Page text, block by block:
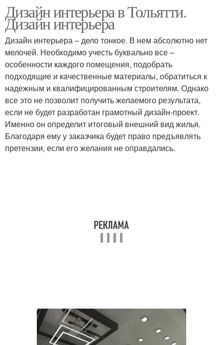
Дизайн интерьера в Тольятти.
Дизайн интерьера
Дизайн интерьера – дело тонкое. В нем абсолютно нет
мелочей. Необходимо учесть буквально все –
особенности каждого помещения, подобрать
подходящие и качественные материалы, обратиться к
надежным и квалифицированным строителям. Однако
все это не позволит получить желаемого результата,
если не будет разработан грамотный дизайн-проект.
Именно он определит итоговый внешний вид жилья.
Благодаря ему у заказчика будет право предъявлять
претензии, если его желания не оправдались.